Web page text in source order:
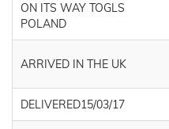
ON ITS WAY TOGLS
POLAND
ARRIVED IN THE UK
DELIVERED15/03/17